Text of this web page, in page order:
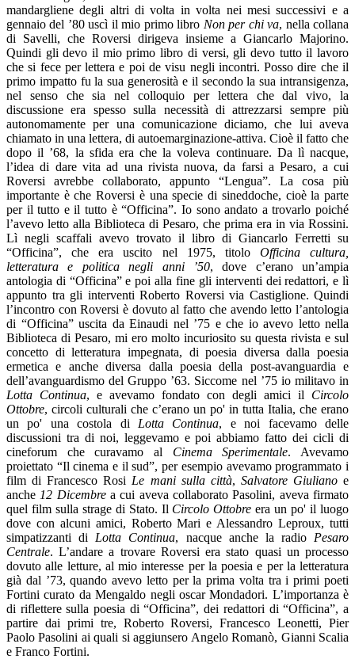
mandargliene degli altri di volta in volta nei mesi successivi e a
gennaio del ’80 uscì il mio primo libro Non per chi va, nella collana
di Savelli, che Roversi dirigeva insieme a Giancarlo Majorino.
Quindi gli devo il mio primo libro di versi, gli devo tutto il lavoro
che si fece per lettera e poi de visu negli incontri. Posso dire che il
primo impatto fu la sua generosità e il secondo la sua intransigenza,
nel senso che sia nel colloquio per lettera che dal vivo, la
discussione era spesso sulla necessità di attrezzarsi sempre più
autonomamente per una comunicazione diciamo, che lui aveva
chiamato in una lettera, di autoemarginazione-attiva. Cioè il fatto che
dopo il ’68, la sfida era che la voleva continuare. Da lì nacque,
l’idea di dare vita ad una rivista nuova, da farsi a Pesaro, a cui
Roversi avrebbe collaborato, appunto “Lengua”. La cosa più
importante è che Roversi è una specie di sineddoche, cioè la parte
per il tutto e il tutto è “Officina”. Io sono andato a trovarlo poiché
l’avevo letto alla Biblioteca di Pesaro, che prima era in via Rossini.
Lì negli scaffali avevo trovato il libro di Giancarlo Ferretti su
“Officina”, che era uscito nel 1975, titolo Officina cultura,
letteratura e politica negli anni ’50, dove c’erano un’ampia
antologia di “Officina” e poi alla fine gli interventi dei redattori, e lì
appunto tra gli interventi Roberto Roversi via Castiglione. Quindi
l’incontro con Roversi è dovuto al fatto che avendo letto l’antologia
di “Officina” uscita da Einaudi nel ’75 e che io avevo letto nella
Biblioteca di Pesaro, mi ero molto incuriosito su questa rivista e sul
concetto di letteratura impegnata, di poesia diversa dalla poesia
ermetica e anche diversa dalla poesia della post-avanguardia e
dell’avanguardismo del Gruppo ’63. Siccome nel ’75 io militavo in
Lotta Continua, e avevamo fondato con degli amici il Circolo
Ottobre, circoli culturali che c’erano un po' in tutta Italia, che erano
un po' una costola di Lotta Continua, e noi facevamo delle
discussioni tra di noi, leggevamo e poi abbiamo fatto dei cicli di
cineforum che curavamo al Cinema Sperimentale. Avevamo
proiettato “Il cinema e il sud”, per esempio avevamo programmato i
film di Francesco Rosi Le mani sulla città, Salvatore Giulianoe
anche 12 Dicembrea cui aveva collaborato Pasolini, aveva firmato
quel film sulla strage di Stato. Il Circolo Ottobre era un po' il luogo
dove con alcuni amici, Roberto Mari e Alessandro Leproux, tutti
simpatizzanti di Lotta Continua, nacque anche la radio Pesaro
Centrale. L’andare a trovare Roversi era stato quasi un processo
dovuto alle letture, al mio interesse per la poesia e per la letteratura
già dal ’73, quando avevo letto per la prima volta tra i primi poeti
Fortini curato da Mengaldo negli oscar Mondadori. L’importanza è
di riflettere sulla poesia di “Officina”, dei redattori di “Officina”, a
partire dai primi tre, Roberto Roversi, Francesco Leonetti, Pier
Paolo Pasolini ai quali si aggiunsero Angelo Romanò, Gianni Scalia
e Franco Fortini.